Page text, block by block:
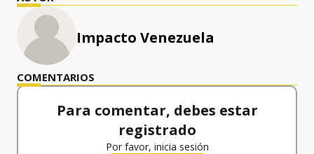
Impacto Venezuela
COMENTARIOS
Para comentar, debes estar
registrado
Por favor, inicia sesión